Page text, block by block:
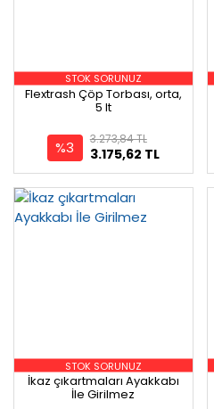
STOK SORUNUZ
Flextrash Çöp Torbası, orta,
5 lt
%3 3.175,62 TL
3.273,84 TL
STOK SORUNUZ
İkaz çıkartmaları Ayakkabı
İle Girilmez